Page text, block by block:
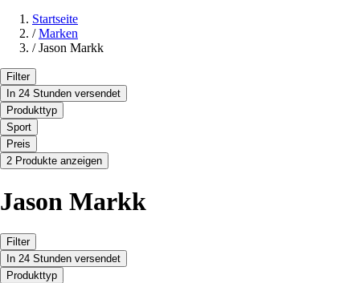
Startseite
/ Marken
/ Jason Markk
Filter
In 24 Stunden versendet
Produkttyp
Sport
Preis
2 Produkte anzeigen
Jason Markk
Filter
In 24 Stunden versendet
Produkttyp